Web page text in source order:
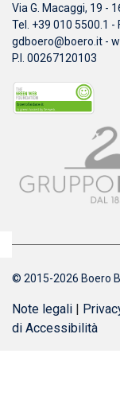
Via G. Macaggi, 19 -
Tel. +39 010 5500.1 -
gdboero@boero.it -
P.I. 00267120103
© 2015-2026 Boero
Note legali |
di Accessibilità